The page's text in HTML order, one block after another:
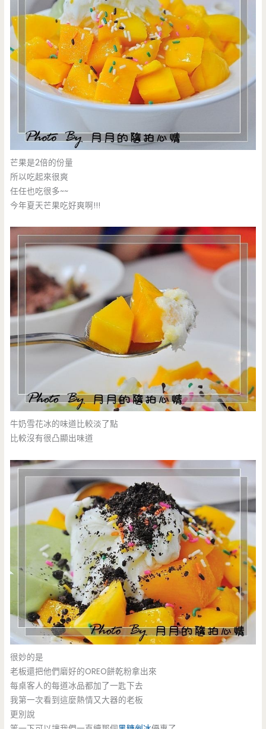
芒果是2倍的份量
所以吃起來很爽
任任也吃很多~~
今年夏天芒果吃好爽啊!!!
牛奶雪花冰的味道比較淡了點
比較沒有很凸顯出味道
很妙的是
老板還把他們磨好的OREO餅乾粉拿出來
每桌客人的每道冰品都加了一匙下去
我第一次看到這麼熱情又大器的老板
更別說